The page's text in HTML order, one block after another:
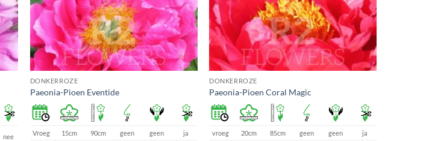
nee
DONKERROZE
Paeonia-Pioen Eventide
Vroeg 15cm 90cm geen geen ja
DONKERROZE
Paeonia-Pioen Coral Magic
vroeg 20cm 85cm geen geen ja